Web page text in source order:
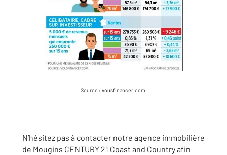
Source : vousfinancer.com
N’hésitez pas à contacter notre agence immobilière
de Mougins CENTURY 21 Coast and Country afin